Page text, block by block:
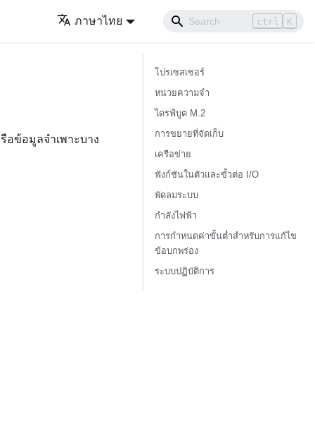
ภาษาไทย ctrl K
อข้อมูลจำเพาะบาง
โปรเซสเซอร์
หน่วยความจำ
ไดรฟ์บูต M.2
การขยายที่จัดเก็บ
เครือข่าย
ฟังก์ชันในตัวและขั้วต่อ I/O
พัดลมระบบ
กำลังไฟฟ้า
การกำหนดค่าขั้นต่ำสำหรับการแก้ไข
ข้อบกพร่อง
ระบบปฏิบัติการ